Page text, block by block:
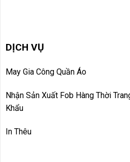
DỊCH VỤ
May Gia Công Quần Áo
Nhận Sản Xuất Fob Hàng Thời
Khẩu
In Thêu